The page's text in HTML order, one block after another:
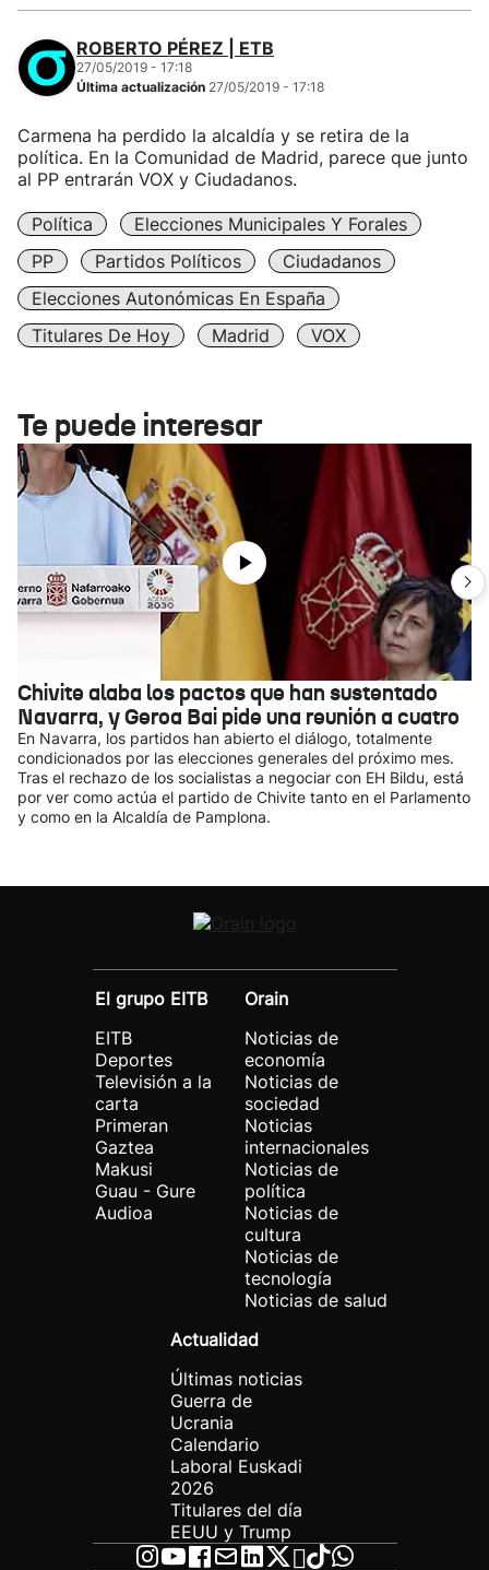
ROBERTO PÉREZ | ETB
27/05/2019 - 17:18
Última actualización 27/05/2019 - 17:18
Carmena ha perdido la alcaldía y se retira de la
política. En la Comunidad de Madrid, parece que junto
al PP entrarán VOX y Ciudadanos.
Política
Elecciones Municipales Y Forales
PP
Partidos Políticos
Ciudadanos
Elecciones Autonómicas En España
Titulares De Hoy
Madrid VOX
Te puede interesar
Chivite alaba los pactos que han sustentado
Navarra, y Geroa Bai pide una reunión a cuatro
En Navarra, los partidos han abierto el diálogo, totalmente
condicionados por las elecciones generales del próximo mes.
Tras el rechazo de los socialistas a negociar con EH Bildu, está
por ver como actúa el partido de Chivite tanto en el Parlamento
y como en la Alcaldía de Pamplona.
El grupo EITB
EITB
Deportes
Televisión a la
carta
Primeran
Gaztea
Makusi
Guau - Gure
Audioa
Orain
Noticias de
economía
Noticias de
sociedad
Noticias
internacionales
Noticias de
política
Noticias de
cultura
Noticias de
tecnología
Noticias de salud
Actualidad
Últimas noticias
Guerra de
Ucrania
Calendario
Laboral Euskadi
2026
Titulares del día
EEUU y Trump